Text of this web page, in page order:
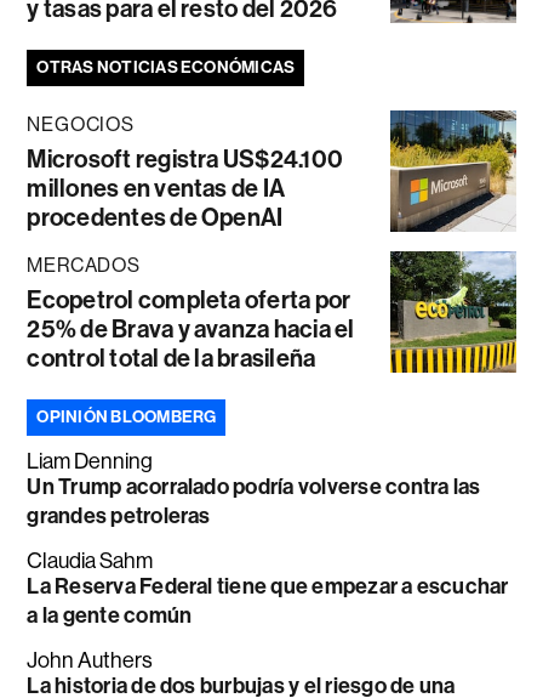
y tasas para el resto del 2026
OTRAS NOTICIAS ECONÓMICAS
NEGOCIOS
Microsoft registra US$24.100
millones en ventas de IA
procedentes de OpenAI
MERCADOS
Ecopetrol completa oferta por
25% de Brava y avanza hacia el
control total de la brasileña
OPINIÓN BLOOMBERG
Liam Denning
Un Trump acorralado podría volverse contra las
grandes petroleras
Claudia Sahm
La Reserva Federal tiene que empezar a escuchar
a la gente común
John Authers
La historia de dos burbujas y el riesgo de una